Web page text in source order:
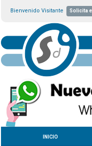
Bienvenido Visitante Solicita
INICIO